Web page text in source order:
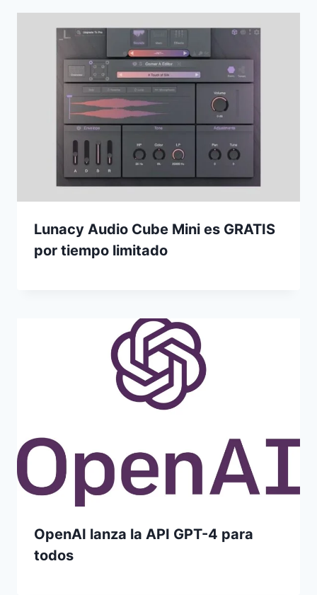
Lunacy Audio Cube Mini es GRATIS
por tiempo limitado
OpenAI lanza la API GPT-4 para
todos